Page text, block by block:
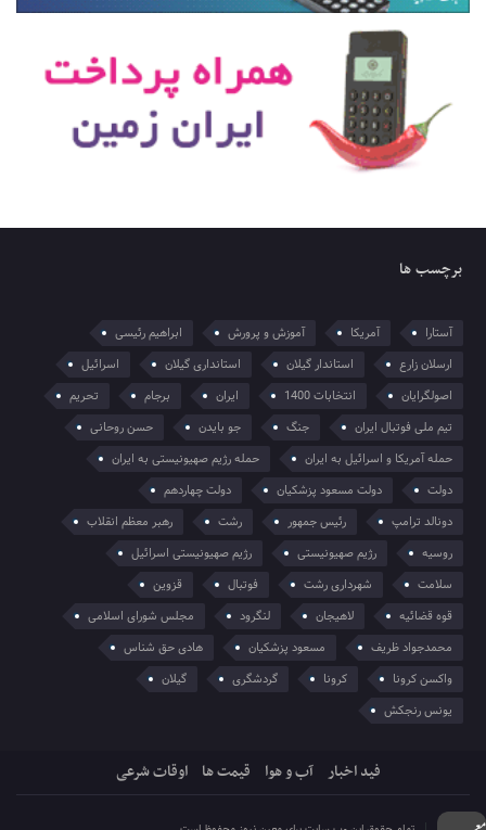
برچسب ها
آستارا آمریکا آموزش و پرورش
ابراهیم رئیسی
ارسلان زارع
استاندار گیلان استانداری گیلان
اسرائیل
اصولگرایان
انتخابات 1400 ایران برجام
تحریم
تیم ملی فوتبال ایران
جنگ جو بایدن
حسن روحانی
حمله آمریکا و اسرائیل به ایران
حمله رژیم صهیونیستی به ایران
دولت
دولت مسعود پزشکیان
دولت چهاردهم
دونالد ترامپ
رئیس جمهور رشت
رهبر معظم انقلاب
روسیه
رژیم صهیونیستی
رژیم صهیونیستی اسرائیل
سلامت
شهرداری رشت فوتبال
قزوین
قوه قضائیه
لاهیجان لنگرود
مجلس شورای اسلامی
محمدجواد ظریف
مسعود پزشکیان
هادی حق شناس
واکسن کرونا
کرونا گردشگری
گیلان
یونس رنجکش
فید اخبار آب و هوا قیمت ها اوقات شرعی